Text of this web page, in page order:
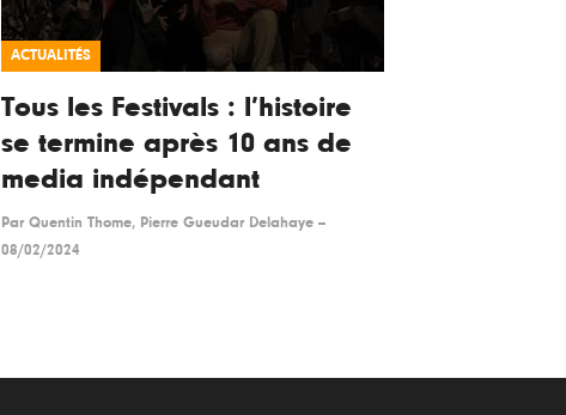
ACTUALITÉS
Tous les Festivals : l’histoire
se termine après 10 ans de
media indépendant
Par Quentin Thome, Pierre Gueudar Delahaye --
08/02/2024